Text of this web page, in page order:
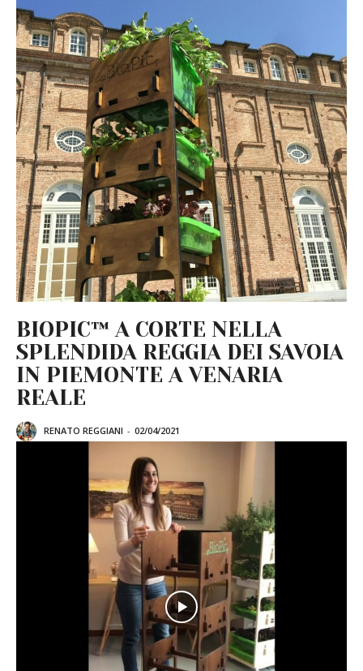
BIOPIC™ A CORTE NELLA
SPLENDIDA REGGIA DEI SAVOIA
IN PIEMONTE A VENARIA
REALE
RENATO REGGIANI - 02/04/2021